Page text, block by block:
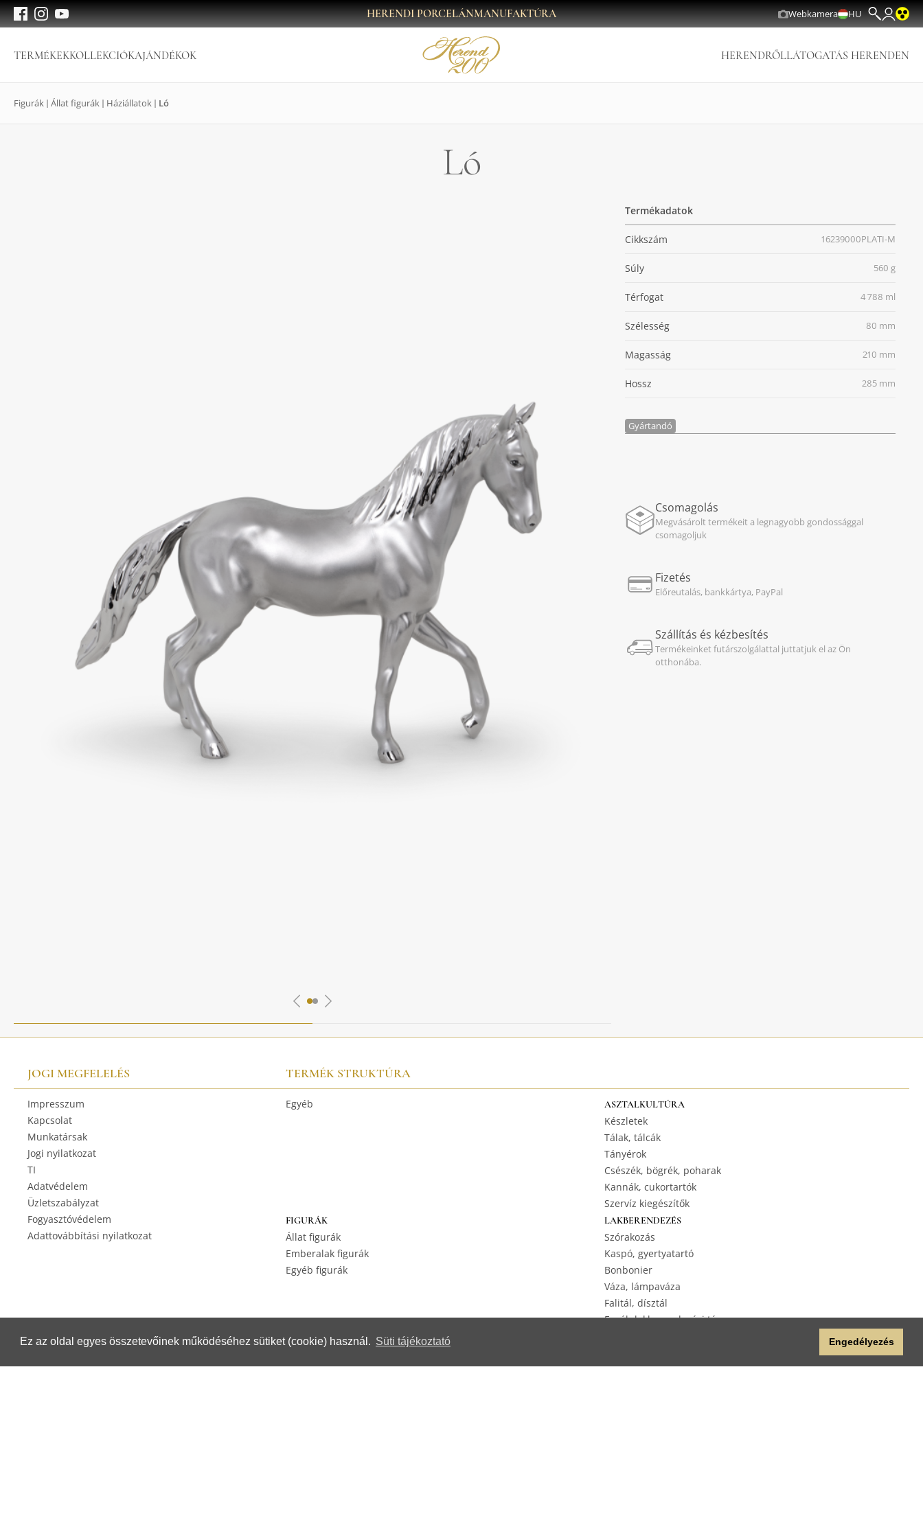
Ez az oldal egyes összetevőinek működéséhez sütiket (cookie) használ. Süti tájékoztató Engedélyezés
HERENDI PORCELÁNMANUFAKTÚRA Webkamera HU
TERMÉKEKKOLLEKCIÓKAJÁNDÉKOK HERENDRŐLLÁTOGATÁS HERENDEN
Figurák Állat figurák Háziállatok Ló
Ló
Termékadatok
Cikkszám 16239000PLATI-M
Súly 560 g
Térfogat 4 788 ml
Szélesség 80 mm
Magasság 210 mm
Hossz 285 mm
Gyártandó
Csomagolás
Megvásárolt termékeit a legnagyobb gondossággal
csomagoljuk
Fizetés
Előreutalás, bankkártya, PayPal
Szállítás és kézbesítés
Termékeinket futárszolgálattal juttatjuk el az Ön
otthonába.
JOGI MEGFELELÉS
Impresszum
Kapcsolat
Munkatársak
Jogi nyilatkozat
TI
Adatvédelem
Üzletszabályzat
Fogyasztóvédelem
Adattovábbítási nyilatkozat
TERMÉK STRUKTÚRA
Egyéb ASZTALKULTÚRA
Készletek
Tálak, tálcák
Tányérok
Csészék, bögrék, poharak
Kannák, cukortartók
Szervíz kiegészítők
FIGURÁK
Állat figurák
Emberalak figurák
Egyéb figurák
LAKBERENDEZÉS
Szórakozás
Kaspó, gyertyatartó
Bonbonier
Váza, lámpaváza
Falitál, dísztál
Egyéb lakberendezési tárgy